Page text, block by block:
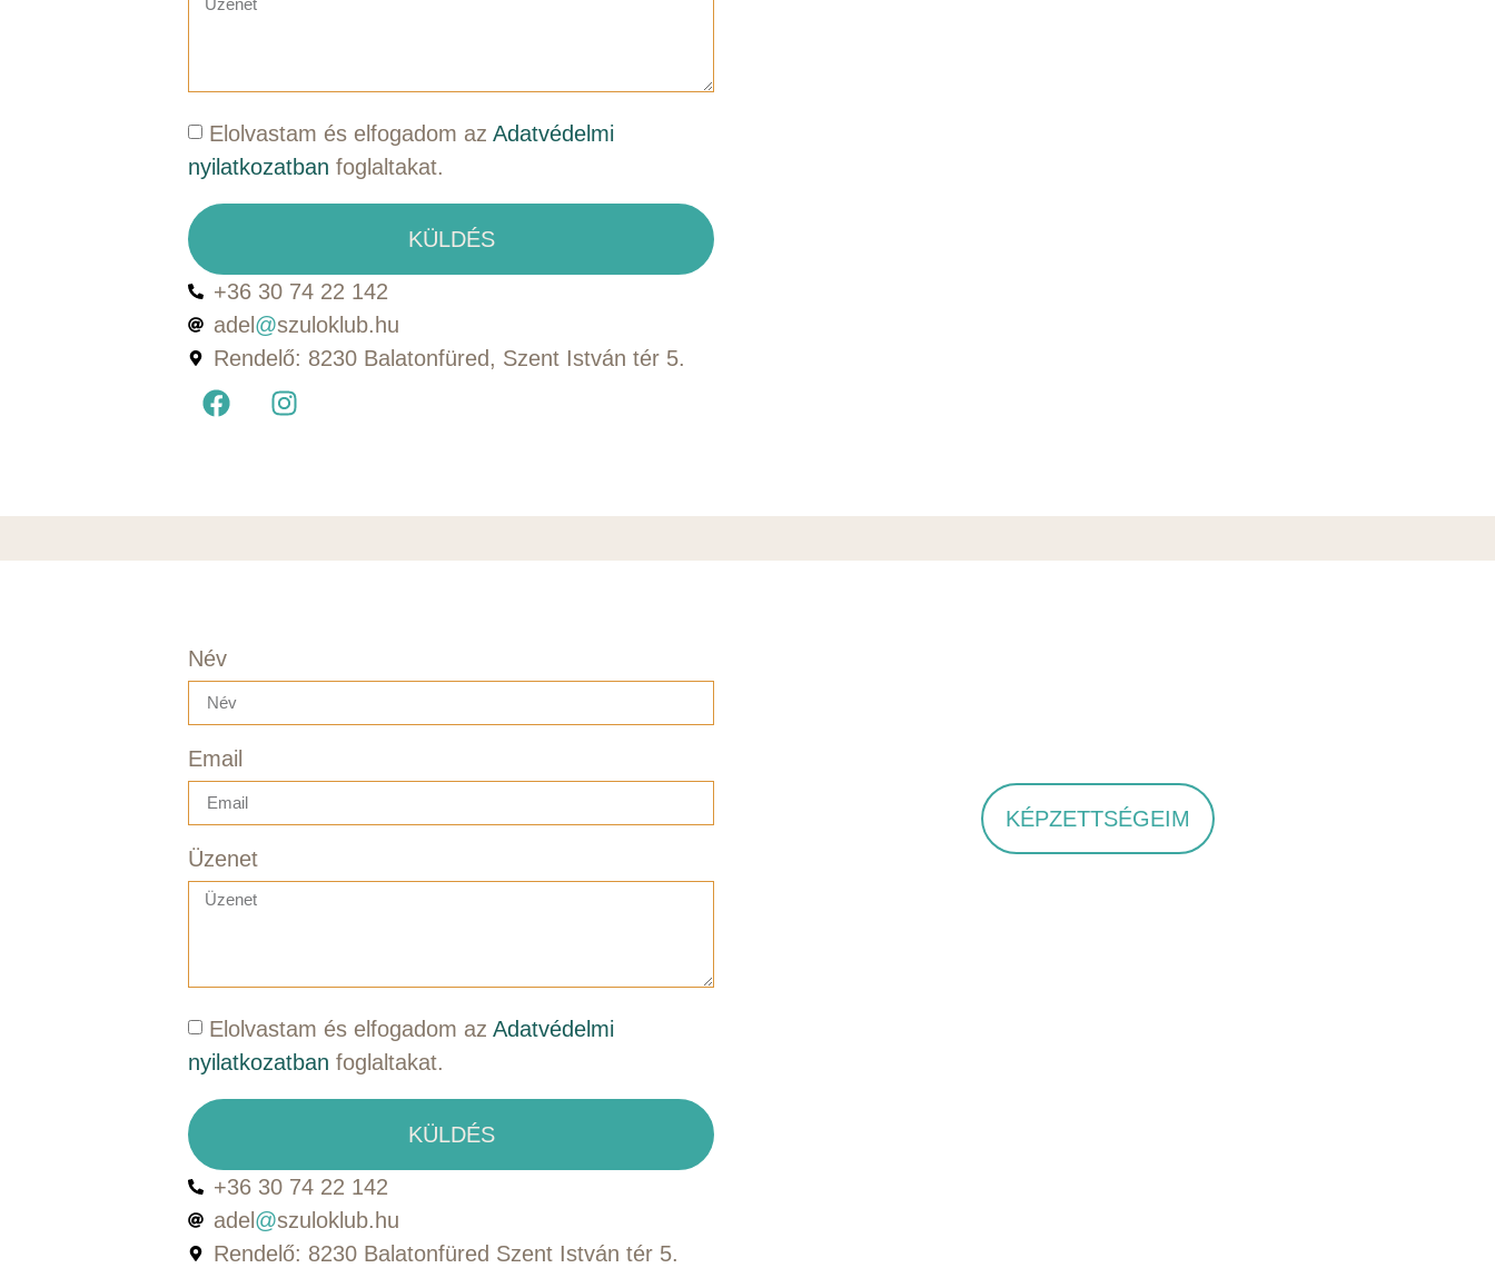
Elolvastam és elfogadom az Adatvédelmi
nyilatkozatban foglaltakat.
KÜLDÉS
+36 30 74 22 142
adel @szuloklub.hu
Rendelő: 8230 Balatonfüred, Szent István tér 5.
Név
Email
Üzenet
Elolvastam és elfogadom az Adatvédelmi
nyilatkozatban foglaltakat.
KÜLDÉS
+36 30 74 22 142
adel@szuloklub.hu
Rendelő: 8230 Balatonfüred Szent István tér 5.
KÉPZETTSÉGEIM